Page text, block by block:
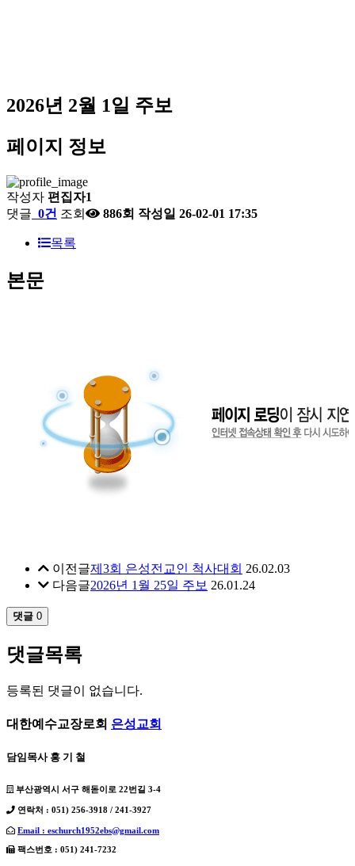
2026년 2월 1일 주보
페이지 정보
작성자 편집자1
댓글 0건 조회 886회 작성일 26-02-01 17:35
목록
본문
이전글제3회 은성전교인 척사대회 26.02.03
다음글2026년 1월 25일 주보 26.01.24
댓글 0
댓글목록
등록된 댓글이 없습니다.
대한예수교장로회 은성교회
담임목사 홍 기 철
부산광역시 서구 해돋이로 22번길 3-4
연락처 : 051) 256-3918 / 241-3927
Email : eschurch1952ebs@gmail.com
팩스번호 : 051) 241-7232